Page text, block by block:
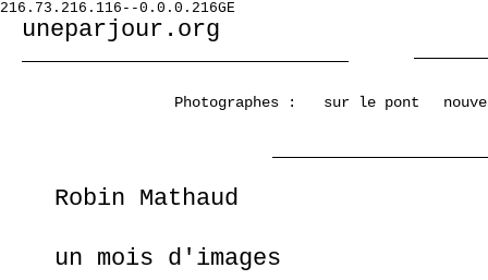
216.73.216.116--0.0.0.216GE
uneparjour.org
Photographes : sur le pont
Robin Mathaud
un mois d'images